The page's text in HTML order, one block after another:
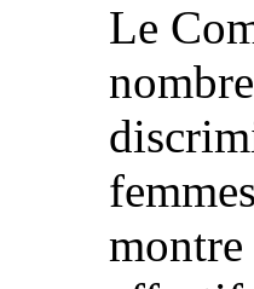
Le
montre